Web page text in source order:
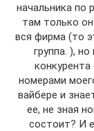
начальника по
там только
вся фирма (то
группа. ),
номерами
вайбере и
ее, не зная
состоит? И